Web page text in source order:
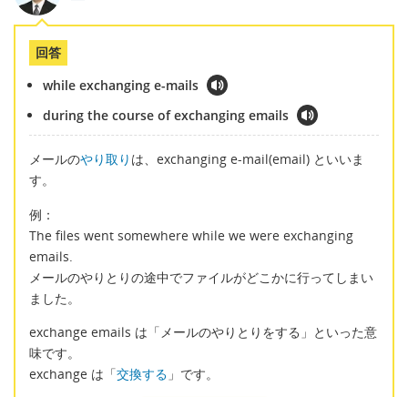
回答
while exchanging e-mails
during the course of exchanging emails
メールのやり取り は、exchanging e-mail(email) といいま
す。
例：
The files went somewhere while we were exchanging
emails.
メールのやりとりの途中でファイルがどこかに行ってしまい
ました。
exchange emails は「メールのやりとりをする」といった意
味です。
exchange は「交換する 」です。